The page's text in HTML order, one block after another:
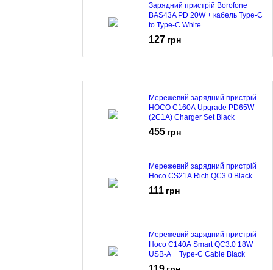
Зарядний пристрій Borofone
BAS43A PD 20W + кабель Type-C
to Type-C White
127 грн
Мережевий зарядний пристрій
HOCO C160A Upgrade PD65W
(2C1A) Charger Set Black
455 грн
Мережевий зарядний пристрій
Hoco CS21A Rich QC3.0 Black
111 грн
Мережевий зарядний пристрій
Hoco C140A Smart QC3.0 18W
USB-A + Type-C Cable Black